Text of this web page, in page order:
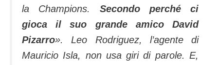
la Champions. Secondo perché ci
gioca il suo grande amico David
Pizarro». Leo Rodriguez, l’agente di
Mauricio Isla, non usa giri di parole. E,